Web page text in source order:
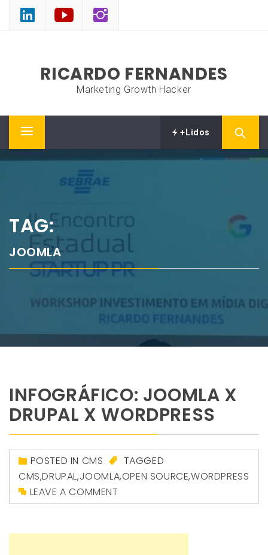
RICARDO FERNANDES
Marketing Growth Hacker
Primary
+Lidos
TAG:
JOOMLA
INFOGRÁFICO: JOOMLA X
DRUPAL X WORDPRESS
POSTED IN CMS
TAGGED
CMS,DRUPAL,JOOMLA,OPEN SOURCE,WORDPRESS
LEAVE A COMMENT